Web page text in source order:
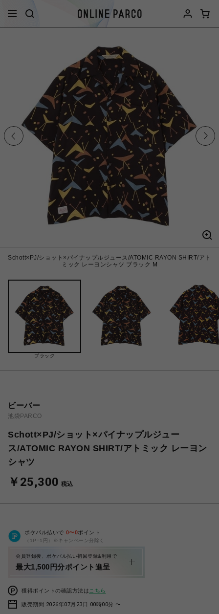
Schott×PJ/ショット×パイナップルジュース/ATOMIC RAYON SHIRT/アト
ミック レーヨンシャツ ブラック M
ブラック
ビーバー
池袋PARCO
Schott×PJ/ショット×パイナップルジュー
ス/ATOMIC RAYON SHIRT/アトミック レーヨン
シャツ
￥25,300 税込
ポケパル払いで 0〜0ポイント
（1P=1円）※キャンペーン分除く
会員登録後、ポケパル払い初回登録&利用で
最大1,500円分ポイント進呈
獲得ポイントの確認方法は こちら
販売期間 2026年07月23日 00時00分 〜